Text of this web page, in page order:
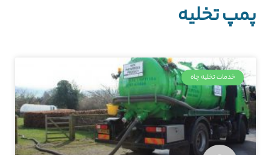
پمپ تخلیه
خدمات تخلیه چاه